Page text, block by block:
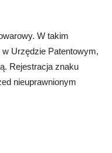
W takim
Urzędzie Patentowym,
Rejestracja znaku
nieuprawnionym